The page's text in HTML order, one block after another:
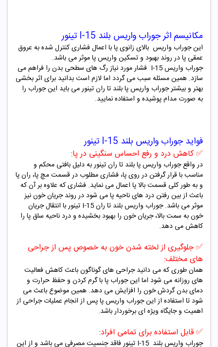
مکانیسم اثر جوراب واریس بلند I-15 تینور
این جوراب واریس بالای زانوی پا با اعمال فشاری کنترل شده به عروق
عمقی پا در روند بهبود و تسکین واریس پا موثر می باشد.
جوراب واریسI-15 فشار مورد نیاز رگ های سطحی بدن را فراهم می
سازد. همین مسئله سبب می گردد اما لازم است بدانید برای اثر بخشی
بهتر و بیشتر جوراب واریس پا بلند تا ران تینور می باید این جوراب را
به صورت مدام پوشیده و استفاده نمایید.
فواید جوراب واریس بلند I-15 تینور
✅کاهش درد و رفع احساس سنگینی در پا:
در واقع جوراب واریس پا بلند تا ران تینور به دلیل بافتی محکم و
مناسب با قرار گرفتن در روی پا، فشاری مطلوب در قسمت مچ پا، ران پا
و به طور کلی قسمت بالا پا اعمال می نماید. فشاری که علاوه بر آن که
باعث از بین رفتن درد های ناحیه پا می شود در روند جریان خون نیز
موثر می باشد. جوراب واریس بلند تا ران I-15 تینور با انتقال جریان
خون به سمت بالا، جریان خون را بهبود بخشیده و درد ناحیه ساق پا را
کاهش می دهد.
✅جلوگیری از لخته شدن خون به خصوص پس از جراحی
های مختلف:
همان طوری که می دانید جراحی های گوناگون باعث کاهش فعالیت
های روزانه می شود اما این جوراب پا با گرم کردن و حفظ حرارت و
دمای بدن گردش خون را افزایش می دهد. همین موضوع باعث می
شود تا استفاده از این جوراب واریس پا پس از انجام عملیات جراحی از
اهمیت و جایگاه ویژه ای برخوردار باشد.
✅قابل استفاده برای تمامی افراد:
جوراب واریس بلند I-15 تینور فاقد جنسیت مصرفی می باشد و از این